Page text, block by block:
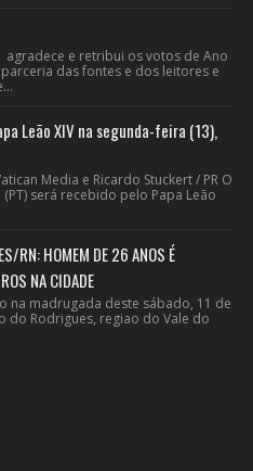
agradece e retribui os votos de Ano
das fontes e dos leitores e
Leão XIV na segunda-feira (13),
Media e Ricardo Stuckert / PR O
será recebido pelo Papa Leão
RN: HOMEM DE 26 ANOS É
NA CIDADE
na madrugada deste sábado, 11 de
do Rodrigues, regiao do Vale do